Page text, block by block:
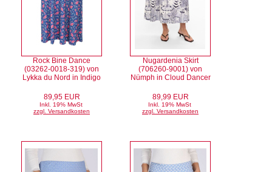
Rock Bine Dance
(03262-0018-319) von
Lykka du Nord in Indigo
89,95 EUR
Inkl. 19% MwSt
zzgl. Versandkosten
Nugardenia Skirt
(706260-9001) von
Nümph in Cloud Dancer
89,99 EUR
Inkl. 19% MwSt
zzgl. Versandkosten